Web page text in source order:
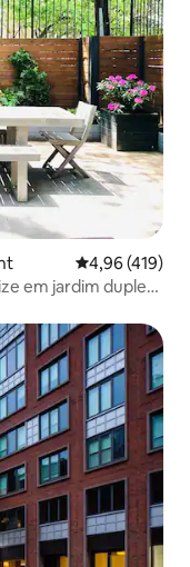
4,96 de uma
4,96 (419)
em jardim duplex